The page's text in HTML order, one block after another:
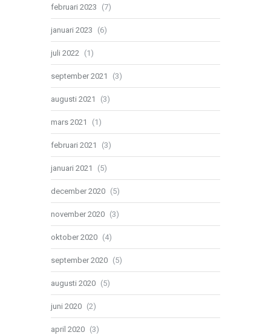
februari 2023 (7)
januari 2023 (6)
juli 2022 (1)
september 2021 (3)
augusti 2021 (3)
mars 2021 (1)
februari 2021 (3)
januari 2021 (5)
december 2020 (5)
november 2020 (3)
oktober 2020 (4)
september 2020 (5)
augusti 2020 (5)
juni 2020 (2)
april 2020 (3)